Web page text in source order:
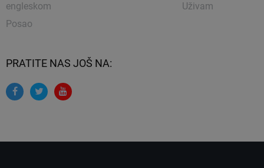
engleskom
Posao
Uživam
PRATITE NAS JOŠ NA: